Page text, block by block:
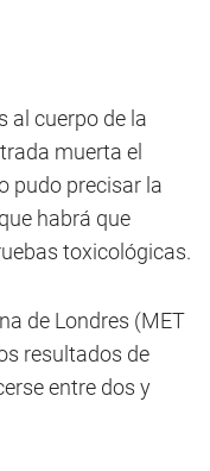
al cuerpo de la
muerta el
pudo precisar la
habrá que
toxicológicas.
de Londres (MET
resultados de
entre dos y